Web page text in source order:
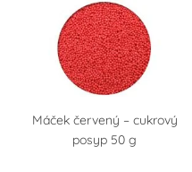
Auta - Cars
Panenka LOL Surprise
Halloween
Máček červený – cukrový
posyp 50 g